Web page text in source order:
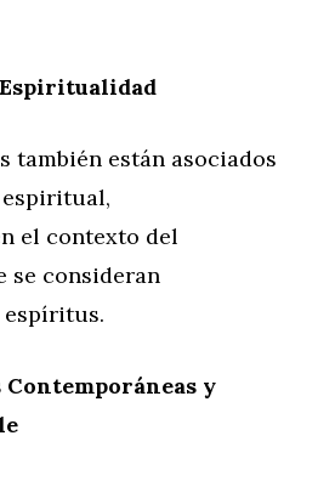
también están asociados
el contexto del
se consideran
espíritus.
y